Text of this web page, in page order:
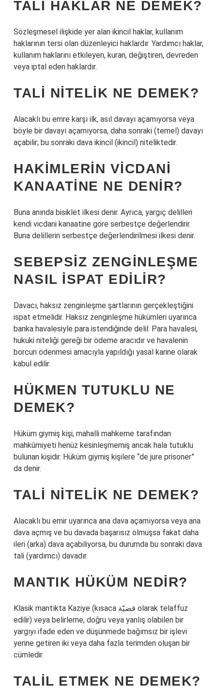
TALI HAKLAR NE DEMEK?
Sözleşmesel ilişkide yer alan ikincil haklar, kullanım
haklarının tersi olan düzenleyici haklardır. Yardımcı haklar,
kullanım haklarını etkileyen, kuran, değiştiren, devreden
veya iptal eden haklardır.
TALI NITELIK NE DEMEK?
Alacaklı bu emre karşı ilk, asıl davayı açamıyorsa veya
böyle bir davayı açamıyorsa, daha sonraki (temel) davayı
açabilir; bu sonraki dava ikincil (ikincil) niteliktedir.
HAKIMLERIN VICDANI
KANAATINE NE DENIR?
Buna anında bisiklet ilkesi denir. Ayrıca, yargıç delilleri
kendi vicdani kanaatine göre serbestçe değerlendirir.
Buna delillerin serbestçe değerlendirilmesi ilkesi denir.
SEBEPSIZ ZENGINLEŞME
NASIL ISPAT EDILIR?
Davacı, haksız zenginleşme şartlarının gerçekleştiğini
ispat etmelidir. Haksız zenginleşme hükümleri uyarınca
banka havalesiyle para istendiğinde delil: Para havalesi,
hukuki niteliği gereği bir ödeme aracıdır ve havalenin
borcun ödenmesi amacıyla yapıldığı yasal karine olarak
kabul edilir.
HÜKMEN TUTUKLU NE
DEMEK?
Hüküm giymiş kişi, mahalli mahkeme tarafından
mahkûmiyeti henüz kesinleşmemiş ancak hala tutuklu
bulunan kişidir. Hüküm giymiş kişilere “de jure prisoner”
da denir.
TALI NITELIK NE DEMEK?
Alacaklı bu emir uyarınca ana dava açamıyorsa veya ana
dava açmış ve bu davada başarısız olmuşsa fakat daha
ileri (arka) dava açabiliyorsa, bu durumda bu sonraki dava
tali (yardımcı) davadır.
MANTIK HÜKÜM NEDIR?
Klasik mantıkta Kaziye (kısaca قضيّة olarak telaffuz
edilir) veya belirleme, doğru veya yanlış olabilen bir
yargıyı ifade eden ve düşünmede bağımsız bir işlevi
yerine getiren iki veya daha fazla terimden oluşan bir
cümledir.
TALIL ETMEK NE DEMEK?